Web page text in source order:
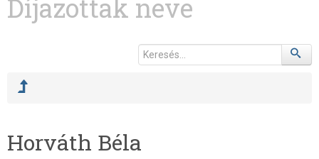
Díjazottak neve
Horváth Béla